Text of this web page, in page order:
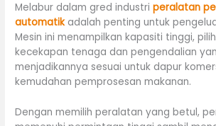
Melabur dalam gred industriperalatan
automatikadalah penting untuk
Mesin ini menampilkan kapasiti tinggi,
kecekapan tenaga dan pengendalian
menjadikannya sesuai untuk dapur
kemudahan pemprosesan makanan.
Dengan memilih peralatan yang betul,